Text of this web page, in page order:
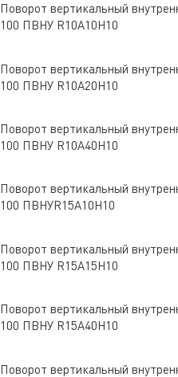
Поворот вертикальный
100 ПВНУ R10A10H10
Поворот вертикальный
100 ПВНУ R10A20H10
Поворот вертикальный
100 ПВНУ R10A40H10
Поворот вертикальный
100 ПВНУR15A10H10
Поворот вертикальный
100 ПВНУ R15A15H10
Поворот вертикальный
100 ПВНУ R15A40H10
Поворот вертикальный